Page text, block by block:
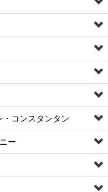
コンスタンタン
ー